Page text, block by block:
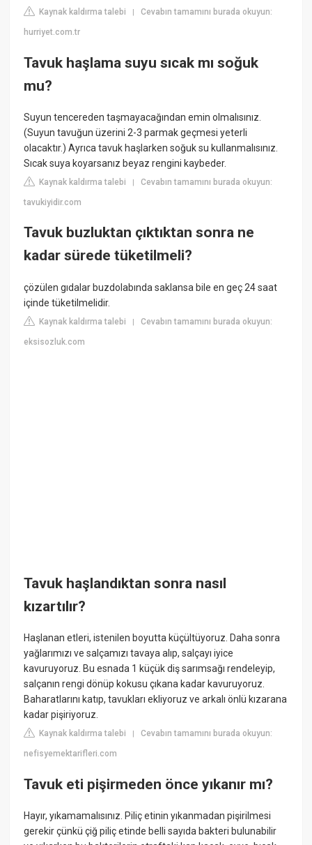
Kaynak kaldırma talebi |Cevabın tamamını burada okuyun:
hurriyet.com.tr
Tavuk haşlama suyu sıcak mı soğuk
mu?
Suyun tencereden taşmayacağından emin olmalısınız.
(Suyun tavuğun üzerini 2-3 parmak geçmesi yeterli
olacaktır.) Ayrıca tavuk haşlarken soğuk su kullanmalısınız.
Sıcak suya koyarsanız beyaz rengini kaybeder.
Kaynak kaldırma talebi |Cevabın tamamını burada okuyun:
tavukiyidir.com
Tavuk buzluktan çıktıktan sonra ne
kadar sürede tüketilmeli?
çözülen gıdalar buzdolabında saklansa bile en geç 24 saat
içinde tüketilmelidir.
Kaynak kaldırma talebi |Cevabın tamamını burada okuyun:
eksisozluk.com
Tavuk haşlandıktan sonra nasıl
kızartılır?
Haşlanan etleri, istenilen boyutta küçültüyoruz. Daha sonra
yağlarımızı ve salçamızı tavaya alıp, salçayı iyice
kavuruyoruz. Bu esnada 1 küçük diş sarımsağı rendeleyip,
salçanın rengi dönüp kokusu çıkana kadar kavuruyoruz.
Baharatlarını katıp, tavukları ekliyoruz ve arkalı önlü kızarana
kadar pişiriyoruz.
Kaynak kaldırma talebi |Cevabın tamamını burada okuyun:
nefisyemektarifleri.com
Tavuk eti pişirmeden önce yıkanır mı?
Hayır, yıkamamalısınız. Piliç etinin yıkanmadan pişirilmesi
gerekir çünkü çiğ piliç etinde belli sayıda bakteri bulunabilir